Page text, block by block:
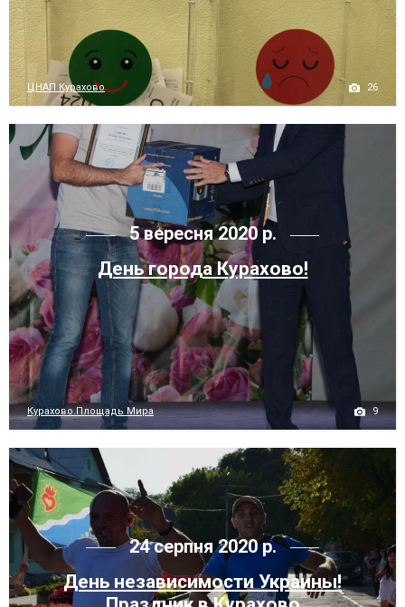
ЦНАП Курахово 26
5 вересня 2020 р.
День города Курахово!
Курахово.Площадь Мира 9
24 серпня 2020 р.
День независимости Украины!